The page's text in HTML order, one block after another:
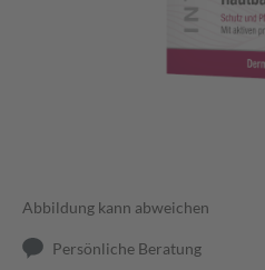
Abbildung kann abweichen
Persönliche Beratung